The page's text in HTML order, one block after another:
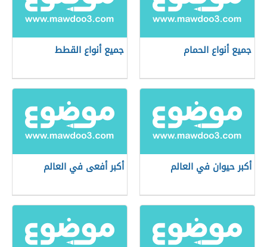
جميع أنواع الحمام جميع أنواع القطط
أكبر حيوان في العالم أكبر أفعى في العالم